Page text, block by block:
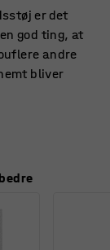
er det
god ting, at
andre
bliver